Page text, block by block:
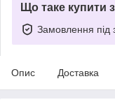
Що таке купити
Замовлення під
Опис Доставка